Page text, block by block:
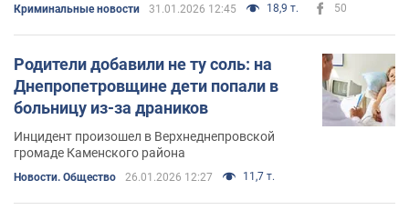
Криминальные новости 31.01.2026 12:45 18,9 т. 50
Родители добавили не ту соль: на
Днепропетровщине дети попали в
больницу из-за драников
Инцидент произошел в Верхнеднепровской
громаде Каменского района
Новости. Общество 26.01.2026 12:27 11,7 т.